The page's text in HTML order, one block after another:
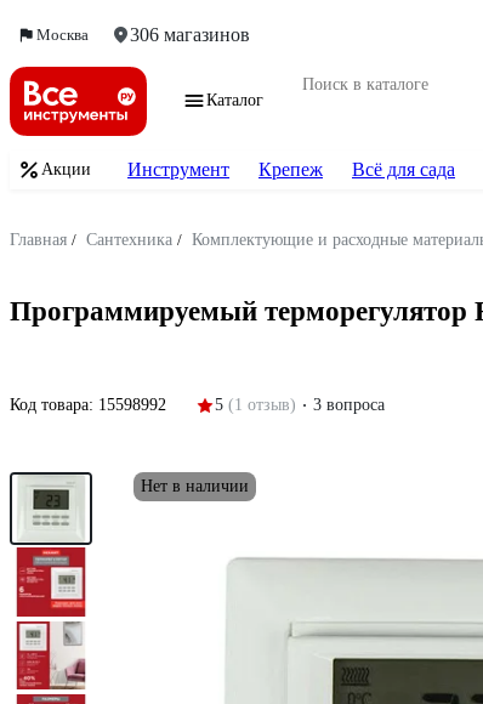
Москва 306 магазинов
Каталог
Акции Инструмент Крепеж Всё для сада
Главная / Сантехника / Комплектующие и расходные
Программируемый
Код товара: 15598992 5 (1 отзыв) 3 вопроса
Нет в наличии